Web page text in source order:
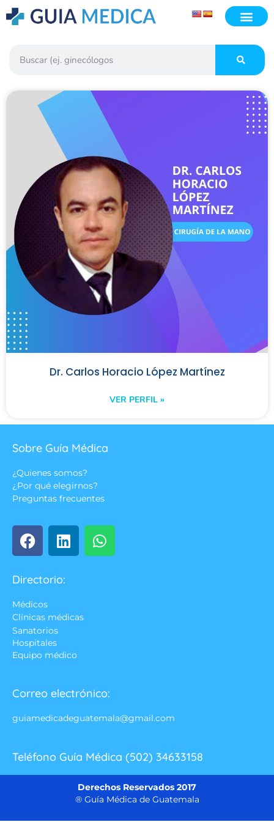
Dr. Carlos Horacio López Martínez
VER PERFIL »
Sobre Guía Médica
¿Quienes somos?
¿Por qué elegirnos?
Preguntas frecuentes
Directorio:
Médicos
Clínicas médicas
Sanatorios
Hospitales
Equipo médico
Correo electrónico:
guiamedicadeguatemala@gmail.com
Teléfono Guía Médica (502) 34633158
Derechos Reservados 2017
® Guía Médica de Guatemala